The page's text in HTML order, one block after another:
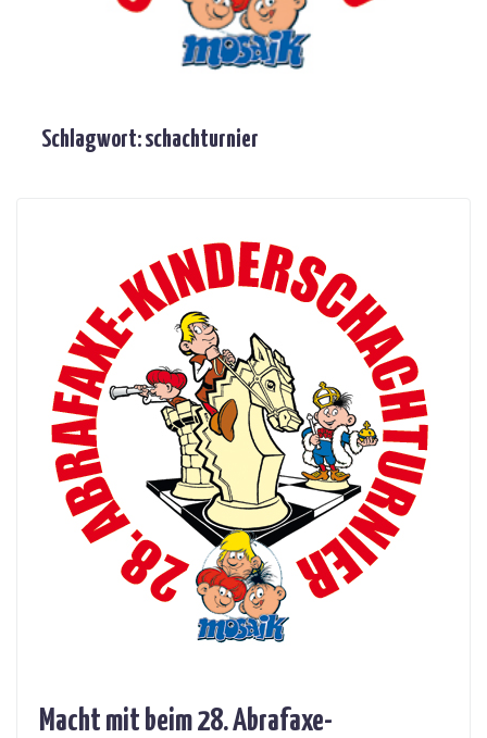
Schlagwort:schachturnier
Macht mit beim 28. Abrafaxe-